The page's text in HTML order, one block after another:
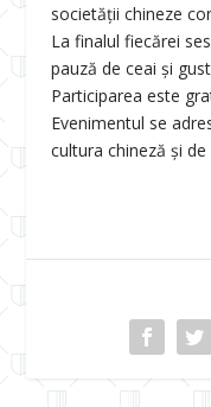
societății chineze
La finalul fiecărei
pauză de ceai și
Participarea este
Evenimentul se
cultura chineză și